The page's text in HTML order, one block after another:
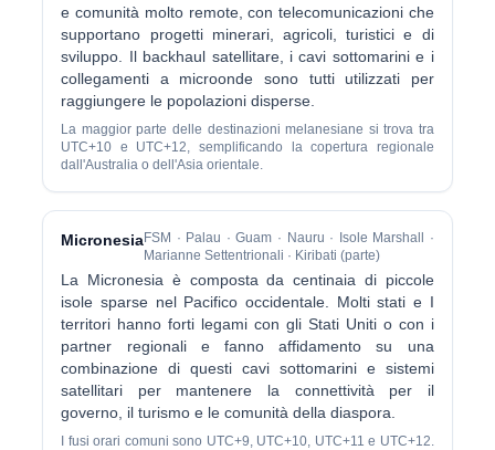
e comunità molto remote, con telecomunicazioni che
supportano progetti minerari, agricoli, turistici e di
sviluppo. Il backhaul satellitare, i cavi sottomarini e i
collegamenti a microonde sono tutti utilizzati per
raggiungere le popolazioni disperse.
La maggior parte delle destinazioni melanesiane si trova tra
UTC+10 e UTC+12, semplificando la copertura regionale
dall'Australia o dell'Asia orientale.
MicronesiaFSM · Palau · Guam · Nauru · Isole Marshall ·
Marianne Settentrionali · Kiribati (parte)
La Micronesia è composta da centinaia di piccole
isole sparse nel Pacifico occidentale. Molti stati e I
territori hanno forti legami con gli Stati Uniti o con i
partner regionali e fanno affidamento su una
combinazione di questi cavi sottomarini e sistemi
satellitari per mantenere la connettività per il
governo, il turismo e le comunità della diaspora.
I fusi orari comuni sono UTC+9, UTC+10, UTC+11 e UTC+12.